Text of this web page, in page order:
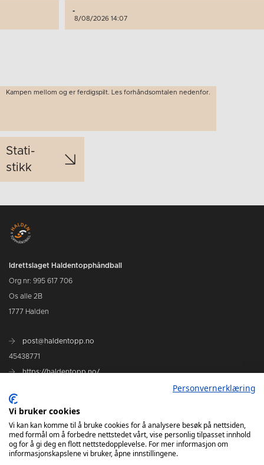
-
8/08/2026 14:07
Kampen mellom og er ferdigspilt. Les forhåndsomtalen nedenfor.
Stati­
stikk
Idrettslaget Haldentopphåndball
Org nr: 995 617 706
Os alle 2B
1777 Halden
post@haldentopp.no
45438771
https://haldentopp.no/
Se Hans Petter Willes bildearkiv
Personvernerklæring
Vi bruker cookies
Vi kan kan komme til å bruke cookies for å analysere besøk på nettsiden,
med formål om å forbedre nettstedet vårt, vise personlig tilpasset innhold
og for å gi deg en flott nettstedopplevelse. For mer informasjon om
informasjonskapslene vi bruker, åpne innstillingene.